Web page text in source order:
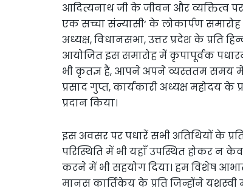
आदित्यनाथ जी के जीवन और व्यक्तित्व पर
एक सच्चा संन्यासी‘ के लोकार्पण
अध्यक्ष, विधानसभा, उत्तर प्रदेश के प्रति
आयोजित इस समारोह में कृपापूर्वक
भी कृतज्ञ हैं, आपने अपने व्यस्ततम समय में
प्रसाद गुप्त, कार्यकारी अध्यक्ष महोदय
प्रदान किया।
इस अवसर पर पधारें सभी अतिथियों के
परिस्थिति में भी यहाँ उपस्थित होकर न
करने में भी सहयोग दिया। हम विशेष
मानस कार्तिकेय के प्रति जिन्होंने